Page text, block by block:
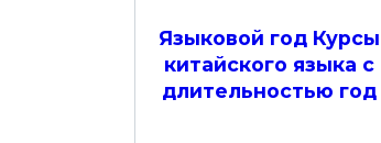
Языковой год Курсы
китайского языка с
длительностью год